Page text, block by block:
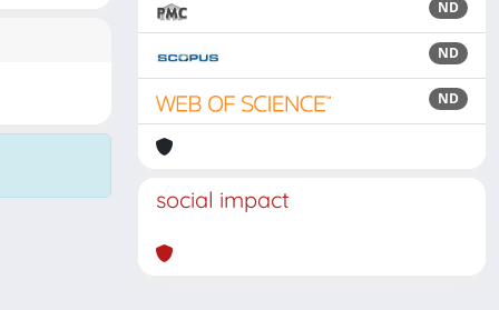
ND
ND
ND
social impact